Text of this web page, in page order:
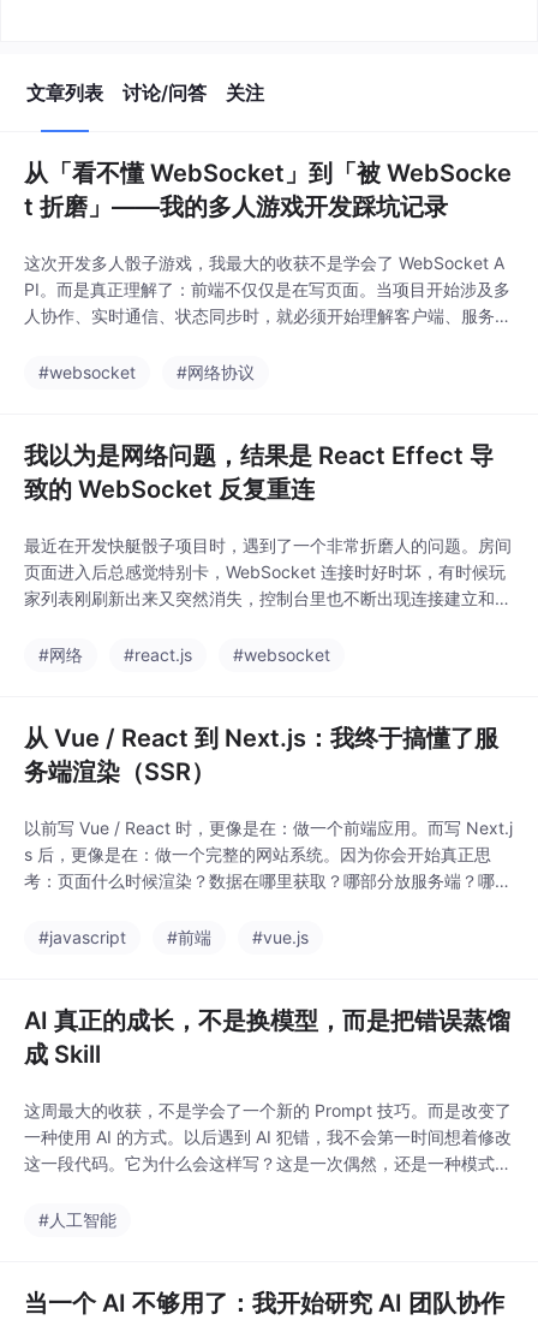
文章列表 讨论/问答 关注
从「看不懂 WebSocket」到「被 WebSocke
t 折磨」——我的多人游戏开发踩坑记录
这次开发多人骰子游戏，我最大的收获不是学会了 WebSocket A
PI。而是真正理解了：前端不仅仅是在写页面。当项目开始涉及多
人协作、实时通信、状态同步时，就必须开始理解客户端、服务器
个技术名词。它是我第一次真正接触实时系统开发的起点。而那些
#websocket #网络协议
我以为是网络问题，结果是 React Effect 导
致的 WebSocket 反复重连
最近在开发快艇骰子项目时，遇到了一个非常折磨人的问题。房间
页面进入后总感觉特别卡，WebSocket 连接时好时坏，有时候玩
家列表刚刷新出来又突然消失，控制台里也不断出现连接建立和断
几个小时的排查。最后发现，问题根本不在网络，也不在后端，而
#网络 #react.js #websocket
从 Vue / React 到 Next.js：我终于搞懂了服
务端渲染（SSR）
以前写 Vue / React 时，更像是在：做一个前端应用。而写 Next.j
s 后，更像是在：做一个完整的网站系统。因为你会开始真正思
考：页面什么时候渲染？数据在哪里获取？哪部分放服务端？哪部
最有意思的地方。它已经不只是 React 框架了。
#javascript #前端 #vue.js
AI 真正的成长，不是换模型，而是把错误蒸馏
成 Skill
这周最大的收获，不是学会了一个新的 Prompt 技巧。而是改变了
一种使用 AI 的方式。以后遇到 AI 犯错，我不会第一时间想着修改
这一段代码。它为什么会这样写？这是一次偶然，还是一种模式？
问题被沉淀成 Skill 时，你会发现，AI 并没有变得更聪明。但你的
#人工智能
当一个 AI 不够用了：我开始研究 AI 团队协作